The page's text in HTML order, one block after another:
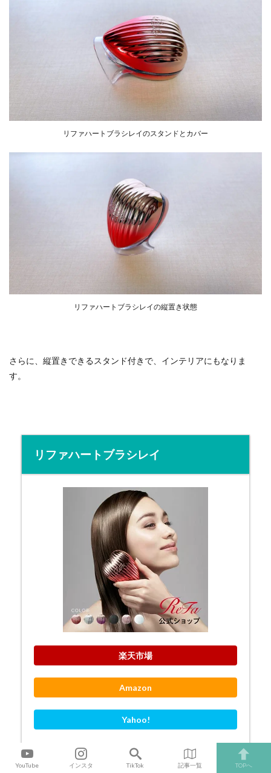
リファハートブラシレイのスタンドとカバー
リファハートブラシレイの縦置き状態
さらに、縦置きできるスタンド付きで、インテリアにもなりま
す。
リファハートブラシレイ
楽天市場
Amazon
Yahoo!
YouTube インスタ TikTok 記事一覧 TOPへ